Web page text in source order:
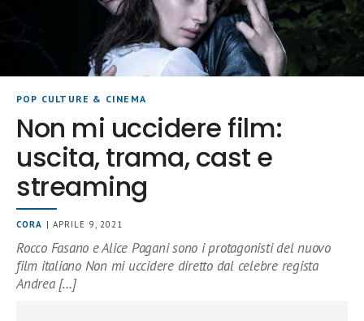
POP CULTURE & CINEMA
Non mi uccidere film:
uscita, trama, cast e
streaming
CORA | APRILE 9, 2021
Rocco Fasano e Alice Pagani sono i protagonisti del nuovo
film italiano Non mi uccidere diretto dal celebre regista
Andrea […]